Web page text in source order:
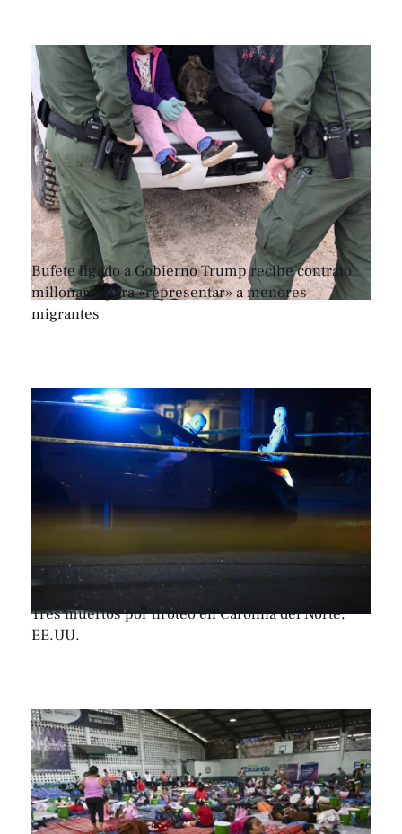
Bufete ligado a Gobierno Trump recibe contrato
millonario para «representar» a menores
migrantes
Tres muertos por tiroteo en Carolina del Norte,
EE.UU.